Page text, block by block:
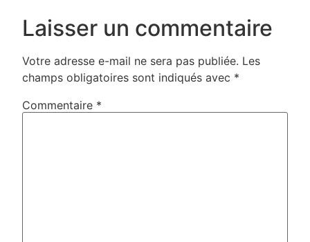
Laisser un commentaire
Votre adresse e-mail ne sera pas publiée. Les
champs obligatoires sont indiqués avec *
Commentaire *